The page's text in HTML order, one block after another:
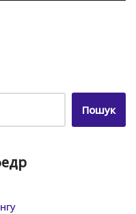
Пошук